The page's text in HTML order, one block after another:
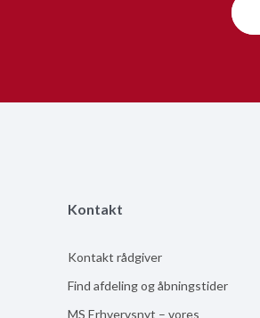
Kontakt
Kontakt rådgiver
Find afdeling og åbningstider
MS Erhvervsnyt – vores